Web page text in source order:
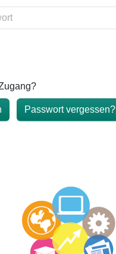
Passwort vergessen?